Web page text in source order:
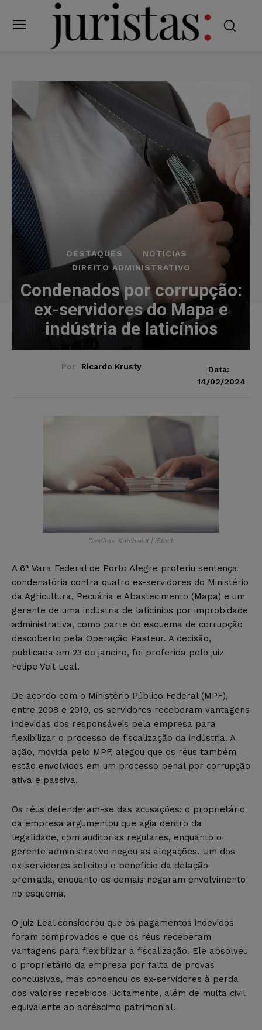
DESTAQUES
NOTÍCIAS
DIREITO ADMINISTRATIVO
Condenados por corrupção:
ex-servidores do Mapa e
indústria de laticínios
Por Ricardo Krusty
Data:
14/02/2024
Créditos: Kritchanut | iStock
A 6ª Vara Federal de Porto Alegre proferiu sentença
condenatória contra quatro ex-servidores do Ministério
da Agricultura, Pecuária e Abastecimento (Mapa) e um
gerente de uma indústria de laticínios por improbidade
administrativa, como parte do esquema de corrupção
descoberto pela Operação Pasteur. A decisão,
publicada em 23 de janeiro, foi proferida pelo juiz
Felipe Veit Leal.
De acordo com o Ministério Público Federal (MPF),
entre 2008 e 2010, os servidores receberam vantagens
indevidas dos responsáveis pela empresa para
flexibilizar o processo de fiscalização da indústria. A
ação, movida pelo MPF, alegou que os réus também
estão envolvidos em um processo penal por corrupção
ativa e passiva.
Os réus defenderam-se das acusações: o proprietário
da empresa argumentou que agia dentro da
legalidade, com auditorias regulares, enquanto o
gerente administrativo negou as alegações. Um dos
ex-servidores solicitou o benefício da delação
premiada, enquanto os demais negaram envolvimento
no esquema.
O juiz Leal considerou que os pagamentos indevidos
foram comprovados e que os réus receberam
vantagens para flexibilizar a fiscalização. Ele absolveu
o proprietário da empresa por falta de provas
conclusivas, mas condenou os ex-servidores à perda
dos valores recebidos ilicitamente, além de multa civil
equivalente ao acréscimo patrimonial.